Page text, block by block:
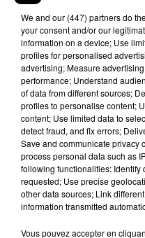
Aya : ferme la
La
:
— �R�a?�a
Aya : ferme la
La
:
We and our (447) partnersdo
your consent and/or our
information on a device; Use
profiles for personalised
advertising; Measure
performance; Understand
of data from different sources;
profiles to personalise content;
content; Use limited data to
detect fraud, and fix errors;
Save and communicate privacy
process personal data such as
following functionalities:
requested; Use precise
other data sources; Link
information transmitted
Vous pouvez accepter en